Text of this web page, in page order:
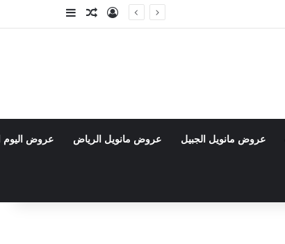
تسجيل الدخول
مقال عشوائي
إضافة عمود
عروض مانويل الجبيل عروض مانويل الرياض عروض اليوم